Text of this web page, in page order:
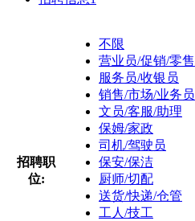
招聘职
位:
不限
营业员/促销/零售
服务员/收银员
销售/市场/业务员
文员/客服/助理
保姆/家政
司机/驾驶员
保安/保洁
厨师/切配
送货/快递/仓管
工人/技工